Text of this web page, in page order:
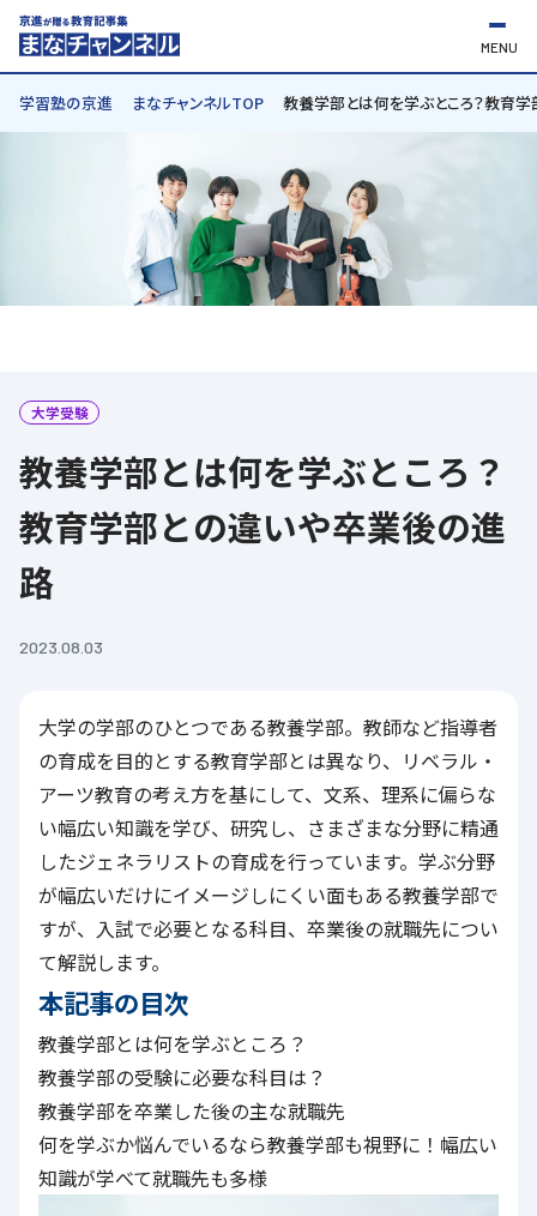
MENU
学習塾の京進 まなチャンネルTOP 教養学部とは何を学ぶところ？教育
大学受験
教養学部とは何を学ぶところ？
教育学部との違いや卒業後の進
路
2023.08.03
大学の学部のひとつである教養学部。教師など指導者
の育成を目的とする教育学部とは異なり、リベラル・
アーツ教育の考え方を基にして、文系、理系に偏らな
い幅広い知識を学び、研究し、さまざまな分野に精通
したジェネラリストの育成を行っています。学ぶ分野
が幅広いだけにイメージしにくい面もある教養学部で
すが、入試で必要となる科目、卒業後の就職先につい
て解説します。
本記事の目次
教養学部とは何を学ぶところ？
教養学部の受験に必要な科目は？
教養学部を卒業した後の主な就職先
何を学ぶか悩んでいるなら教養学部も視野に！幅広い
知識が学べて就職先も多様